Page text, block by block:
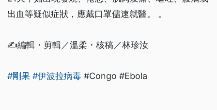
出血等疑似症狀，應戴口罩儘速就醫。 。
✍️編輯・剪輯／溫柔・核稿／林珍汝
#剛果 #伊波拉病毒 #Congo #Ebola